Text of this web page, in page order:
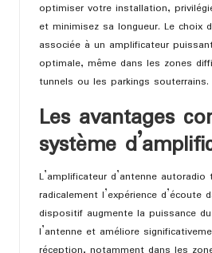
optimiser votre installation,
et minimisez sa longueur. Le choix
associée à un amplificateur
optimale, même dans les zones
tunnels ou les parkings souterrains.
Les avantages
système
L’amplificateur d’antenne autoradio
radicalement l’expérience d’écoute
dispositif augmente la puissance
l’antenne et améliore